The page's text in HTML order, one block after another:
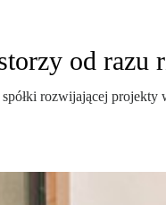
od razu
rozwijającej